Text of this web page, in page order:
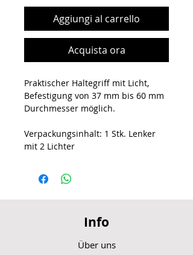
Aggiungi al carrello
Acquista ora
Praktischer Haltegriff mit Licht,
Befestigung von 37 mm bis 60 mm
Durchmesser möglich.
Verpackungsinhalt: 1 Stk. Lenker
mit 2 Lichter
Info
Über uns